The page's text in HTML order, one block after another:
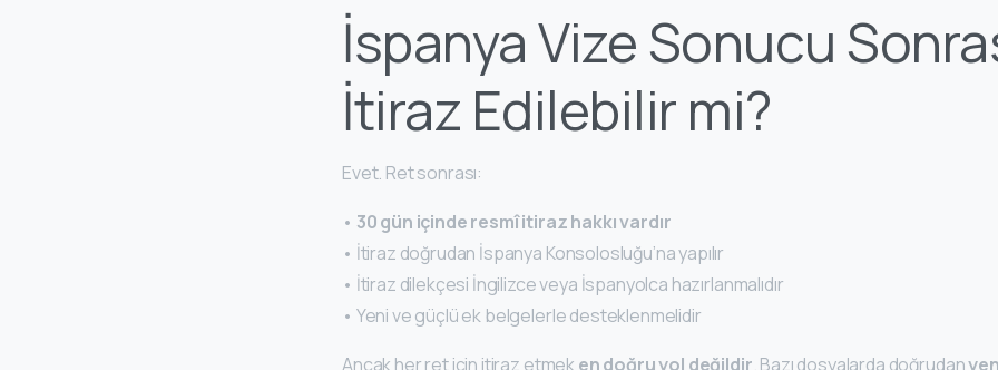
İspanya Vize Sonucu
İtiraz Edilebilir mi?
Evet. Ret sonrası:
• 30 gün içinde resmî itiraz hakkı vardır
• İtiraz doğrudan İspanya Konsolosluğu’na yapılır
• İtiraz dilekçesi İngilizce veya İspanyolca hazırlanmalıdır
• Yeni ve güçlü ek belgelerle desteklenmelidir
Ancak her ret için itiraz etmek en doğru yol değildir . Bazı dosyalarda doğrudan